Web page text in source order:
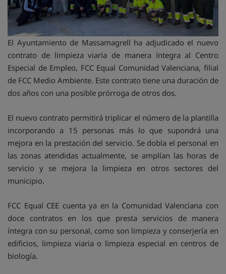
El Ayuntamiento de Massamagrell ha adjudicado el nuevo
contrato de limpieza viaria de manera íntegra al Centro
Especial de Empleo, FCC Equal Comunidad Valenciana, filial
de FCC Medio Ambiente. Este contrato tiene una duración de
dos años con una posible prórroga de otros dos.
El nuevo contrato permitirá triplicar el número de la plantilla
incorporando a 15 personas más lo que supondrá una
mejora en la prestación del servicio. Se dobla el personal en
las zonas atendidas actualmente, se amplían las horas de
servicio y se mejora la limpieza en otros sectores del
municipio.
FCC Equal CEE cuenta ya en la Comunidad Valenciana con
doce contratos en los que presta servicios de manera
íntegra con su personal, como son limpieza y conserjería en
edificios, limpieza viaria o limpieza especial en centros de
biología.